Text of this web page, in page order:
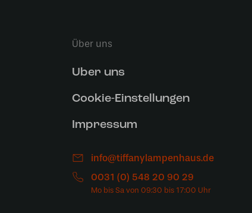
Über uns
Uber uns
Cookie-Einstellungen
Impressum
info@tiffanylampenhaus.de
0031 (0) 548 20 90 29